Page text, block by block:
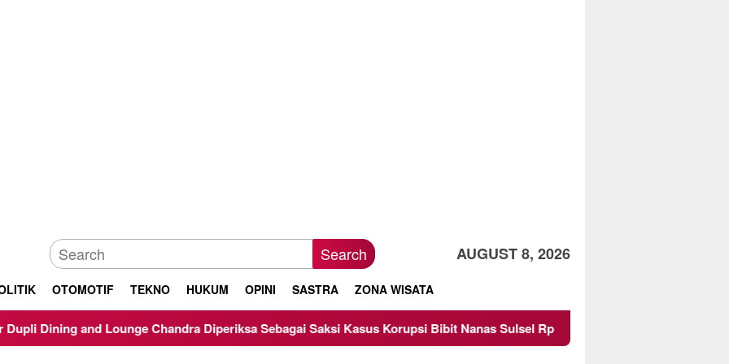
Search AUGUST 8, 2026
OTOMOTIF TEKNO HUKUM OPINI SASTRA ZONA WISATA
Chandra Diperiksa Sebagai Saksi Kasus Korupsi Bibit Nanas Sulsel Rp 52,4 Miliar